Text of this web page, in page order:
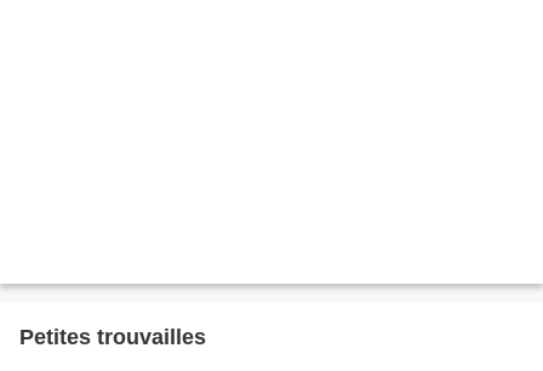
Petites trouvailles